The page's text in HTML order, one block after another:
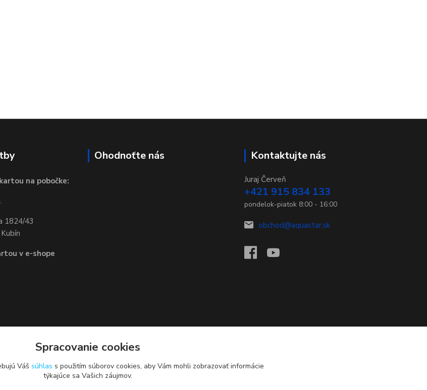
na pobočke:
1824/43
v e-shope
Ohodnoťte nás Kontaktujte nás
Juraj Červeň
+421 915 834 133
pondelok-piatok 8:00 - 16:00
obchod@aquastar.sk
Spracovanie cookies
Váš súhlas s použitím súborov cookies, aby Vám mohli zobrazovať informácie
týkajúce sa Vašich záujmov.